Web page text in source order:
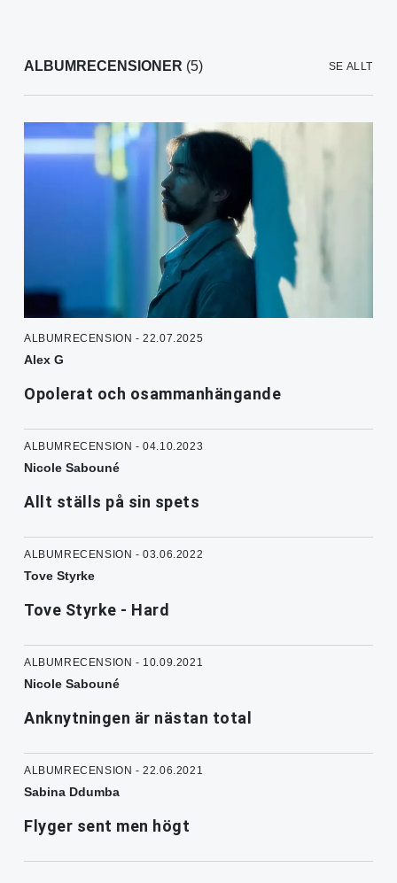
ALBUMRECENSIONER (5) SE ALLT
ALBUMRECENSION - 22.07.2025
Alex G
Opolerat och osammanhängande
ALBUMRECENSION - 04.10.2023
Nicole Sabouné
Allt ställs på sin spets
ALBUMRECENSION - 03.06.2022
Tove Styrke
Tove Styrke - Hard
ALBUMRECENSION - 10.09.2021
Nicole Sabouné
Anknytningen är nästan total
ALBUMRECENSION - 22.06.2021
Sabina Ddumba
Flyger sent men högt